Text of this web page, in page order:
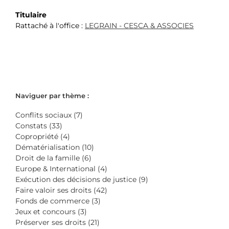
Titulaire
Rattaché à l'office : LEGRAIN - CESCA & ASSOCIES
Naviguer par thème :
Conflits sociaux (7)
Constats (33)
Copropriété (4)
Dématérialisation (10)
Droit de la famille (6)
Europe & International (4)
Exécution des décisions de justice (9)
Faire valoir ses droits (42)
Fonds de commerce (3)
Jeux et concours (3)
Préserver ses droits (21)